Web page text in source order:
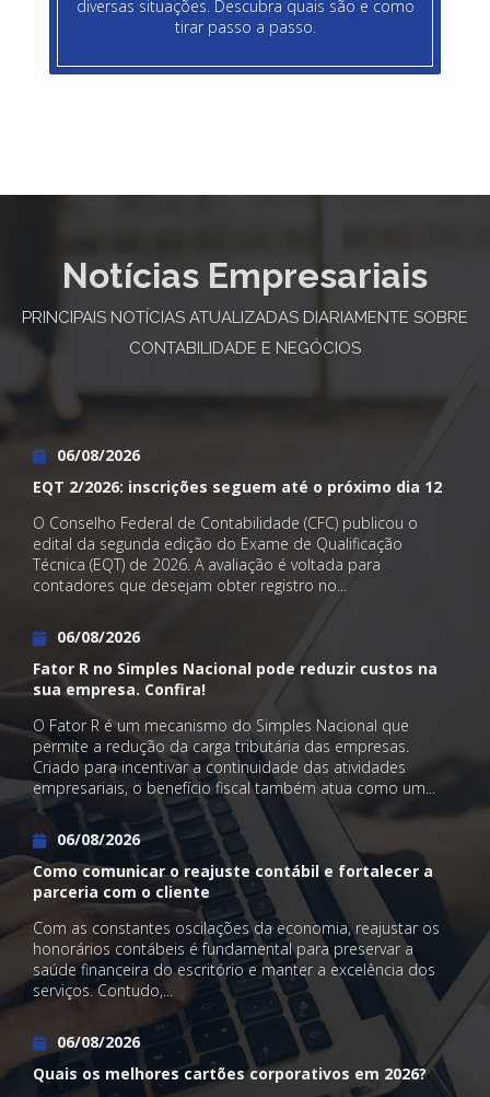
diversas situações. Descubra quais são e como
tirar passo a passo.
Notícias Empresariais
PRINCIPAIS NOTÍCIAS ATUALIZADAS DIARIAMENTE SOBRE
CONTABILIDADE E NEGÓCIOS
06/08/2026
EQT 2/2026: inscrições seguem até o próximo dia 12
O Conselho Federal de Contabilidade (CFC) publicou o
edital da segunda edição do Exame de Qualificação
Técnica (EQT) de 2026. A avaliação é voltada para
contadores que desejam obter registro no...
06/08/2026
Fator R no Simples Nacional pode reduzir custos na
sua empresa. Confira!
O Fator R é um mecanismo do Simples Nacional que
permite a redução da carga tributária das empresas.
Criado para incentivar a continuidade das atividades
empresariais, o benefício fiscal também atua como um...
06/08/2026
Como comunicar o reajuste contábil e fortalecer a
parceria com o cliente
Com as constantes oscilações da economia, reajustar os
honorários contábeis é fundamental para preservar a
saúde financeira do escritório e manter a excelência dos
serviços. Contudo,...
06/08/2026
Quais os melhores cartões corporativos em 2026?